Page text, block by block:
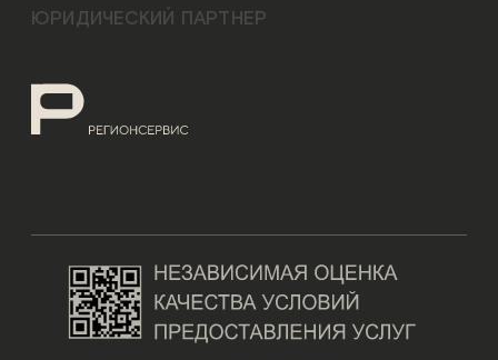
ЮРИДИЧЕСКИЙ ПАРТНЕР